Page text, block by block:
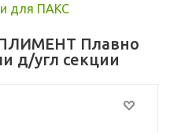
для ПАКС
Плавно
д/угл секции